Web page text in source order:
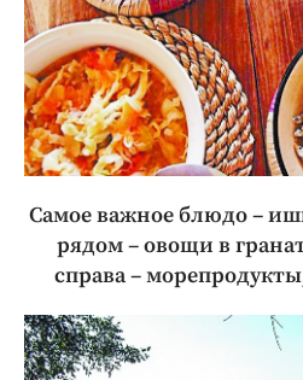
Самое важное блюдо –
рядом – овощи в
справа –